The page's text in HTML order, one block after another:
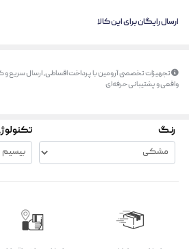
ارسال رایگان برای این کالا
تجهیزات تخصصی آرومین با پرداخت اقساطی، ارسال سریع و
واقعی و پشتیبانی حرفه‌ای
رنگ